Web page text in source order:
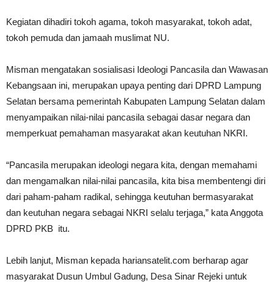
Kegiatan dihadiri tokoh agama, tokoh masyarakat, tokoh adat,
tokoh pemuda dan jamaah muslimat NU.
Misman mengatakan sosialisasi Ideologi Pancasila dan Wawasan
Kebangsaan ini, merupakan upaya penting dari DPRD Lampung
Selatan bersama pemerintah Kabupaten Lampung Selatan dalam
menyampaikan nilai-nilai pancasila sebagai dasar negara dan
memperkuat pemahaman masyarakat akan keutuhan NKRI.
“Pancasila merupakan ideologi negara kita, dengan memahami
dan mengamalkan nilai-nilai pancasila, kita bisa membentengi diri
dari paham-paham radikal, sehingga keutuhan bermasyarakat
dan keutuhan negara sebagai NKRI selalu terjaga,” kata Anggota
DPRD PKB itu.
Lebih lanjut, Misman kepada hariansatelit.com berharap agar
masyarakat Dusun Umbul Gadung, Desa Sinar Rejeki untuk